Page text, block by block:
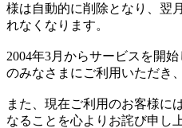
様は自動的に削除となり、翌
れなくなります。
2004年3月からサービスを開
のみなさまにご利用いただき
また、現在ご利用のお客様に
なることを心よりお詫び申し